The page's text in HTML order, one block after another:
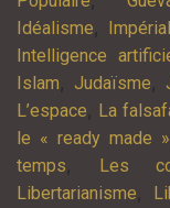
Idéalisme,
Intelligence
Islam, Judaïsme,
L’espace, La
le « ready made »
temps, Les
Libertarianisme,